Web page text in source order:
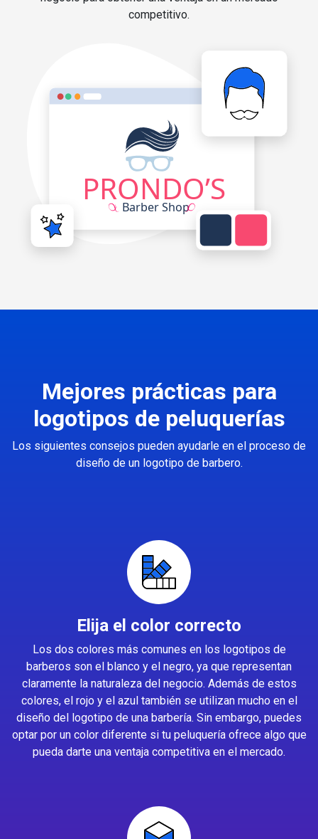
competitivo.
Mejores prácticas para
logotipos de peluquerías
Los siguientes consejos pueden ayudarle en el proceso de
diseño de un logotipo de barbero.
Elija el color correcto
Los dos colores más comunes en los logotipos de
barberos son el blanco y el negro, ya que representan
claramente la naturaleza del negocio. Además de estos
colores, el rojo y el azul también se utilizan mucho en el
diseño del logotipo de una barbería. Sin embargo, puedes
optar por un color diferente si tu peluquería ofrece algo que
pueda darte una ventaja competitiva en el mercado.